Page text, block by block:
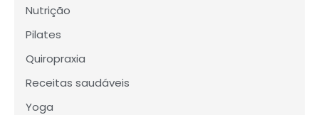
Nutrição
Pilates
Quiropraxia
Receitas saudáveis
Yoga